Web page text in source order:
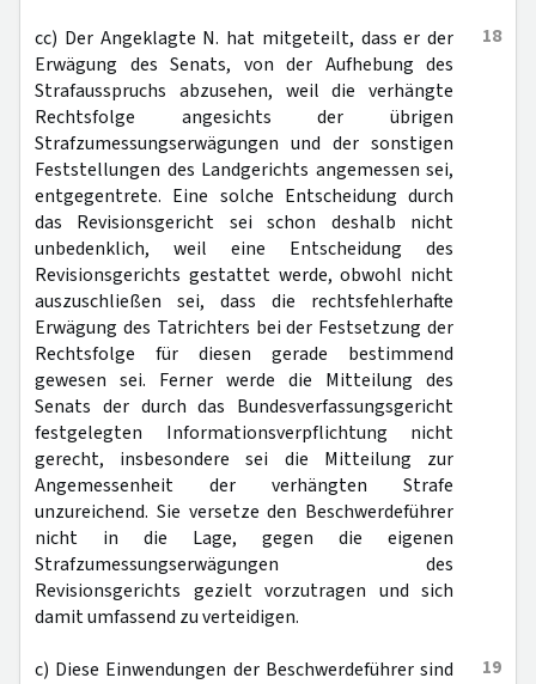
18
cc) Der Angeklagte N. hat mitgeteilt, dass er der
Erwägung des Senats, von der Aufhebung des
Strafausspruchs abzusehen, weil die verhängte
Rechtsfolge angesichts der übrigen
Strafzumessungserwägungen und der sonstigen
Feststellungen des Landgerichts angemessen sei,
entgegentrete. Eine solche Entscheidung durch
das Revisionsgericht sei schon deshalb nicht
unbedenklich, weil eine Entscheidung des
Revisionsgerichts gestattet werde, obwohl nicht
auszuschließen sei, dass die rechtsfehlerhafte
Erwägung des Tatrichters bei der Festsetzung der
Rechtsfolge für diesen gerade bestimmend
gewesen sei. Ferner werde die Mitteilung des
Senats der durch das Bundesverfassungsgericht
festgelegten Informationsverpflichtung nicht
gerecht, insbesondere sei die Mitteilung zur
Angemessenheit der verhängten Strafe
unzureichend. Sie versetze den Beschwerdeführer
nicht in die Lage, gegen die eigenen
Strafzumessungserwägungen des
Revisionsgerichts gezielt vorzutragen und sich
damit umfassend zu verteidigen.
19
c) Diese Einwendungen der Beschwerdeführer sind